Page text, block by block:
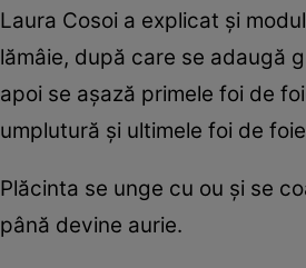
Laura Cosoi a explicat și
lămâie, după care se adaugă
apoi se așază primele foi de
umplutură și ultimele foi de
Plăcinta se unge cu ou și se
până devine aurie.